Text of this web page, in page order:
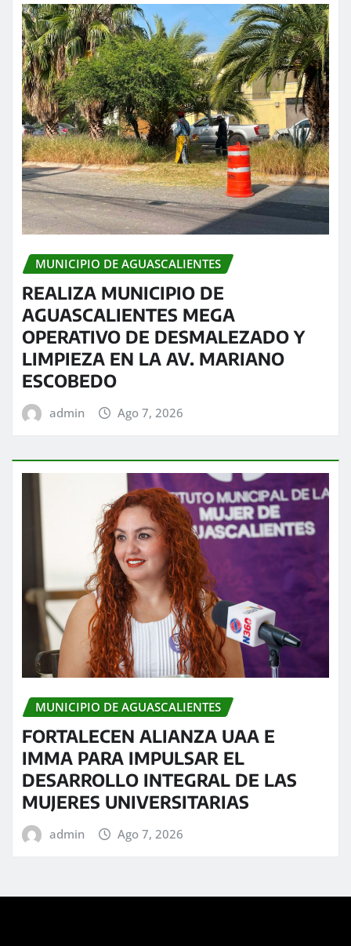
MUNICIPIO DE AGUASCALIENTES
REALIZA MUNICIPIO DE
AGUASCALIENTES MEGA
OPERATIVO DE DESMALEZADO Y
LIMPIEZA EN LA AV. MARIANO
ESCOBEDO
admin Ago 7, 2026
MUNICIPIO DE AGUASCALIENTES
FORTALECEN ALIANZA UAA E
IMMA PARA IMPULSAR EL
DESARROLLO INTEGRAL DE LAS
MUJERES UNIVERSITARIAS
admin Ago 7, 2026